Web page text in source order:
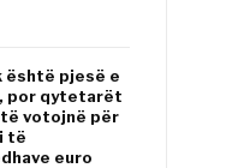
është pjesë e
por qytetarët
të votojnë për
të
euro